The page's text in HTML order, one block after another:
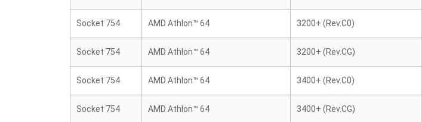
Socket 754 AMD Athlon™ 64 3200+ (Rev.C0)
Socket 754 AMD Athlon™ 64 3200+ (Rev.CG)
Socket 754 AMD Athlon™ 64 3400+ (Rev.C0)
Socket 754 AMD Athlon™ 64 3400+ (Rev.CG)